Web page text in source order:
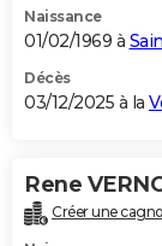
Naissance
01/02/1969 à
Décès
03/12/2025 à la
Rene
Créer une